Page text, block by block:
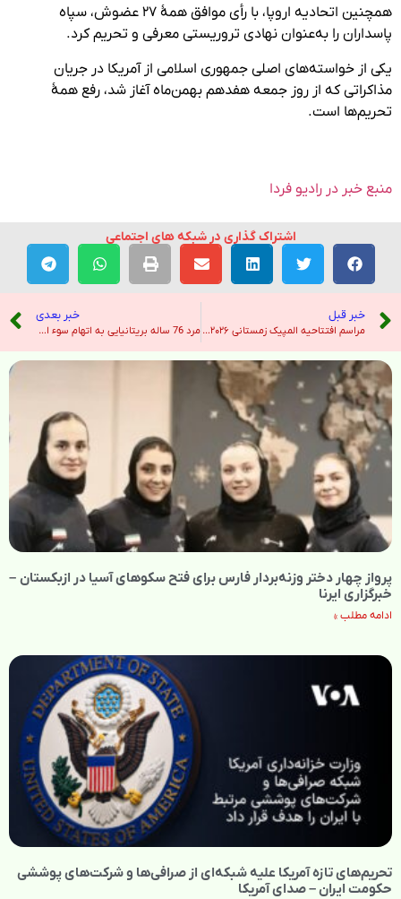
همچنین اتحادیه اروپا، با رأی موافق همۀ ۲۷ عضوش، سپاه
پاسداران را به‌عنوان نهادی تروریستی معرفی و تحریم کرد.
یکی از خواسته‌های اصلی جمهوری اسلامی از آمریکا در جریان
مذاکراتی که از روز جمعه هفدهم بهمن‌ماه آغاز شد، رفع همۀ
تحریم‌ها است.
منبع خبر در رادیو فردا
اشتراک گذاری در شبکه های اجتماعی
خبر قبل
مراسم افتتاحیه المپیک زمستانی ۲۰۲۶؛ رژه کاروان ایران در سه منطقه مختلف – خبرگزاری ایرنا
خبر بعدی
مرد 76 ساله بریتانیایی به اتهام سوء استفاده جنسی از کودکان به 24 سال زندان محکوم شد – هندوستان امروز
پرواز چهار دختر وزنه‌بردار فارس برای فتح سکوهای آسیا در ازبکستان –
خبرگزاری ایرنا
ادامه مطلب »
تحریم‌های تازه آمریکا علیه شبکه‌ای از صرافی‌ها و شرکت‌های پوششی
حکومت ایران – صدای آمریکا